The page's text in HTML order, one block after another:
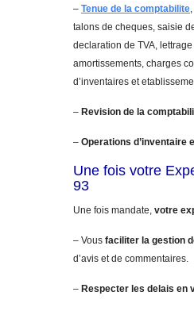
– Tenue de la comptabilite
talons de cheques, saisie
declaration de TVA,
amortissements, charges
d’inventaires et
– Revision de la
– Operations d’inventaire
Une fois votre
93
Une fois mandate, votre
– Vous faciliter la gestion
d’avis et de commentaires.
– Respecter les delais en